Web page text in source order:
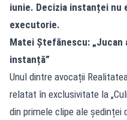
iunie. Decizia instanței nu
executorie.
Matei Ștefănescu: „Jucan
instanță”
Unul dintre avocații
relatat în exclusivitate la
din primele clipe ale ședinței